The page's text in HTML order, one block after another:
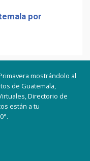
por
mostrándolo al
de Guatemala,
Directorio de
están a tu